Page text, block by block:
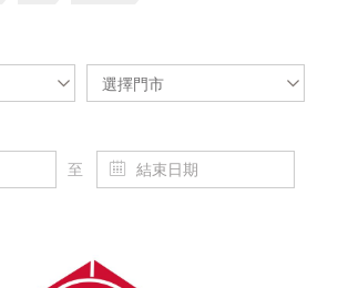
選擇門市
至